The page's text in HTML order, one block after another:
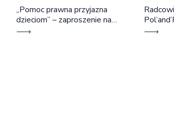
„Pomoc prawna przyjazna
dzieciom” – zaproszenie na
szkolenie
Cztery